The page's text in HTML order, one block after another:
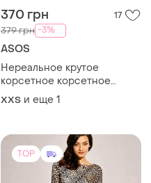
370 грн 17
379 грн -3%
ASOS
Нереальное крутое
корсетное корсетное
платье мини сарафан
декольте косточки на
резиночки просто вау
секси по фигуре
XХS и еще 1
TOP